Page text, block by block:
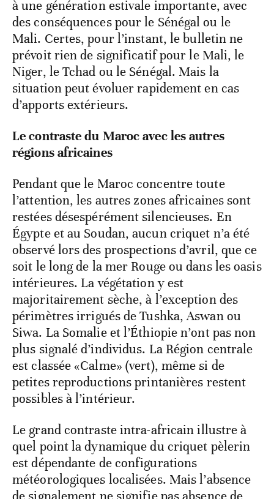
les zones pastorales du Sahel. Si des ailés
arrivent en juin, ils trouveront des pâturages
en cours de régénération avec le début de la
saison des pluies. Même une petite
population fondatrice peut donner naissance
à une génération estivale importante, avec
des conséquences pour le Sénégal ou le
Mali. Certes, pour l’instant, le bulletin ne
prévoit rien de significatif pour le Mali, le
Niger, le Tchad ou le Sénégal. Mais la
situation peut évoluer rapidement en cas
d’apports extérieurs.
Le contraste du Maroc avec les autres
régions africaines
Pendant que le Maroc concentre toute
l’attention, les autres zones africaines sont
restées désespérément silencieuses. En
Égypte et au Soudan, aucun criquet n’a été
observé lors des prospections d’avril, que ce
soit le long de la mer Rouge ou dans les oasis
intérieures. La végétation y est
majoritairement sèche, à l’exception des
périmètres irrigués de Tushka, Aswan ou
Siwa. La Somalie et l’Éthiopie n’ont pas non
plus signalé d’individus. La Région centrale
est classée «Calme» (vert), même si de
petites reproductions printanières restent
possibles à l’intérieur.